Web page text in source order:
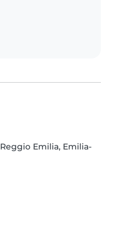
Emilia, Emilia-